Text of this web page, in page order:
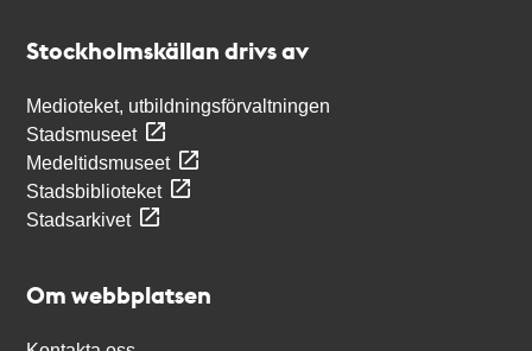
Stockholmskällan drivs av
Medioteket, utbildningsförvaltningen
Stadsmuseet
Medeltidsmuseet
Stadsbiblioteket
Stadsarkivet
Om webbplatsen